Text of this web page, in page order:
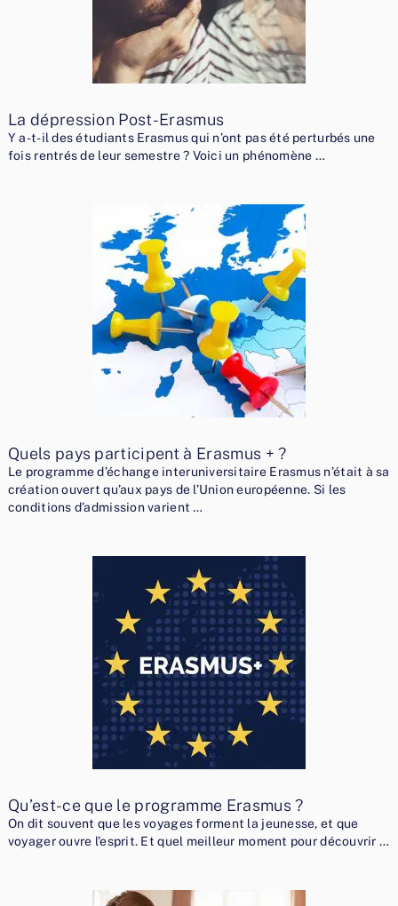
La dépression Post-Erasmus
Y a-t-il des étudiants Erasmus qui n’ont pas été perturbés une
fois rentrés de leur semestre ? Voici un phénomène …
Quels pays participent à Erasmus + ?
Le programme d’échange interuniversitaire Erasmus n’était à sa
création ouvert qu’aux pays de l’Union européenne. Si les
conditions d’admission varient …
Qu’est-ce que le programme Erasmus ?
On dit souvent que les voyages forment la jeunesse, et que
voyager ouvre l’esprit. Et quel meilleur moment pour découvrir …